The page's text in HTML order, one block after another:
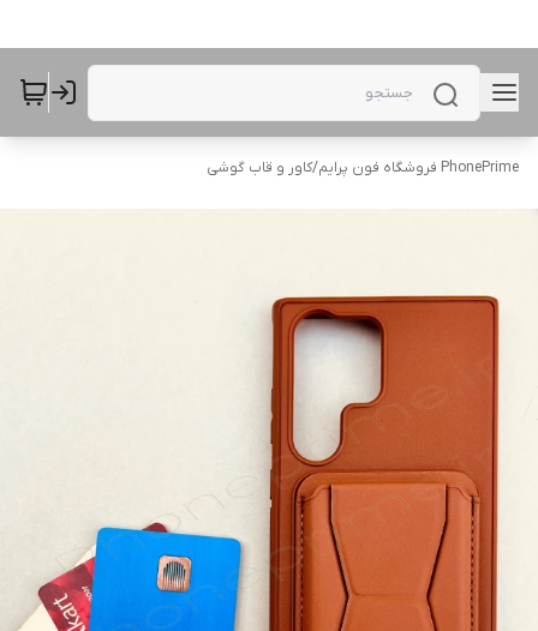
PhonePrime فروشگاه فون پرایم /کاور و قاب گوشی